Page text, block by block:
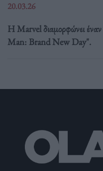
20.03.26
Η Marvel διαμορφώνει
Man: Brand New Day".